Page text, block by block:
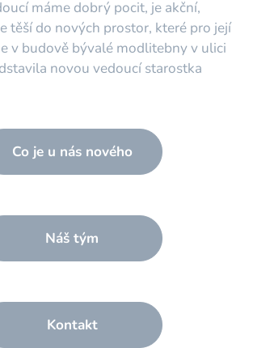
máme dobrý pocit, je akční,
těší do nových prostor, které pro její
v budově bývalé modlitebny v ulici
novou vedoucí starostka
Co je u nás nového
Náš tým
Kontakt